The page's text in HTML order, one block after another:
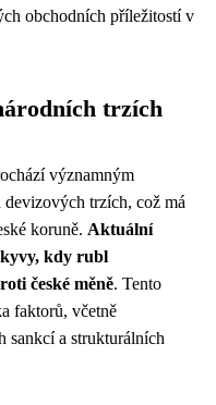
obchodních příležitostí v
trzích
významným
trzích, což má
koruně. Aktuální
kdy rubl
české měně. Tento
faktorů, včetně
sankcí a strukturálních